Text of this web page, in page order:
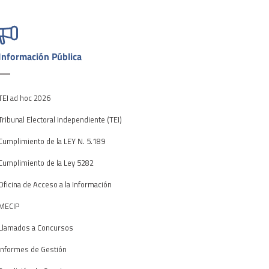
Pública
ad hoc 2026
Electoral Independiente (TEI)
de la LEY N. 5.189
de la Ley 5282
de Acceso a la Información
a Concursos
de Gestión